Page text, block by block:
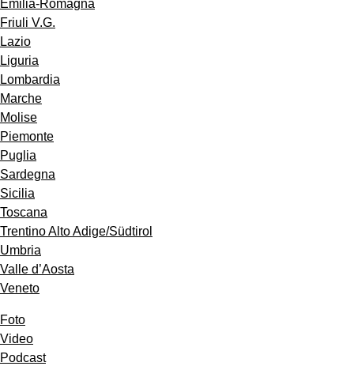
Emilia-Romagna
Friuli V.G.
Lazio
Liguria
Lombardia
Marche
Molise
Piemonte
Puglia
Sardegna
Sicilia
Toscana
Trentino Alto Adige/Südtirol
Umbria
Valle d’Aosta
Veneto
Foto
Video
Podcast